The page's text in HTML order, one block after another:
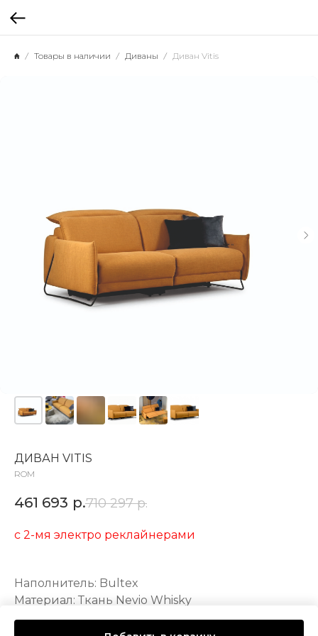
Товары в наличии Диваны Диван Vitis
ДИВАН VITIS
ROM
461 693 р.710 297 р.
с 2-мя электро реклайнерами
Наполнитель: Bultex
Материал: Ткань Nevio Whisky
Механизмы: elegant, zen, maxrelax